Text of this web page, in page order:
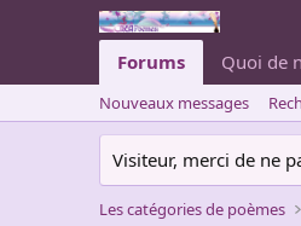
Forums Quoi de
Nouveaux messages
Visiteur, merci de ne
Les catégories de poèmes